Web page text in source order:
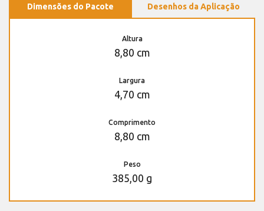
Dimensões do Pacote Desenhos da Aplicação
Altura
8,80 cm
Largura
4,70 cm
Comprimento
8,80 cm
Peso
385,00 g